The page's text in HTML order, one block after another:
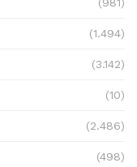
(1.494)
(3.142)
(10)
(2.486)
(498)